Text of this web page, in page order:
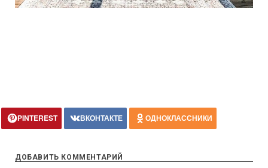
PINTEREST ВКОНТАКТЕ ОДНОКЛАССНИКИ
ДОБАВИТЬ КОММЕНТАРИЙ